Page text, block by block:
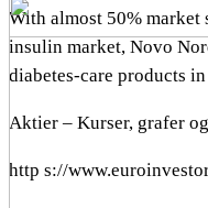
With almost 50%
insulin market, Novo
diabetes-care products
Aktier – Kurser, grafer
http s://